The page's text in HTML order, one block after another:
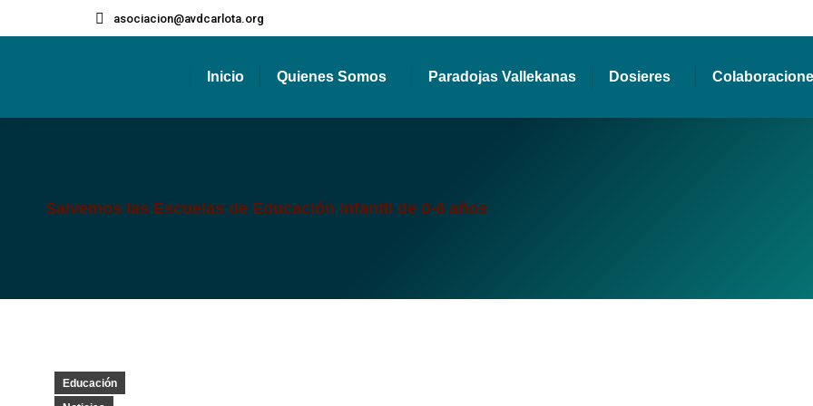
asociacion@avdcarlota.org
Inicio Quienes Somos Paradojas Vallekanas Dosieres
Salvemos las Escuelas de Educación Infantil de 0-6 años
Educación